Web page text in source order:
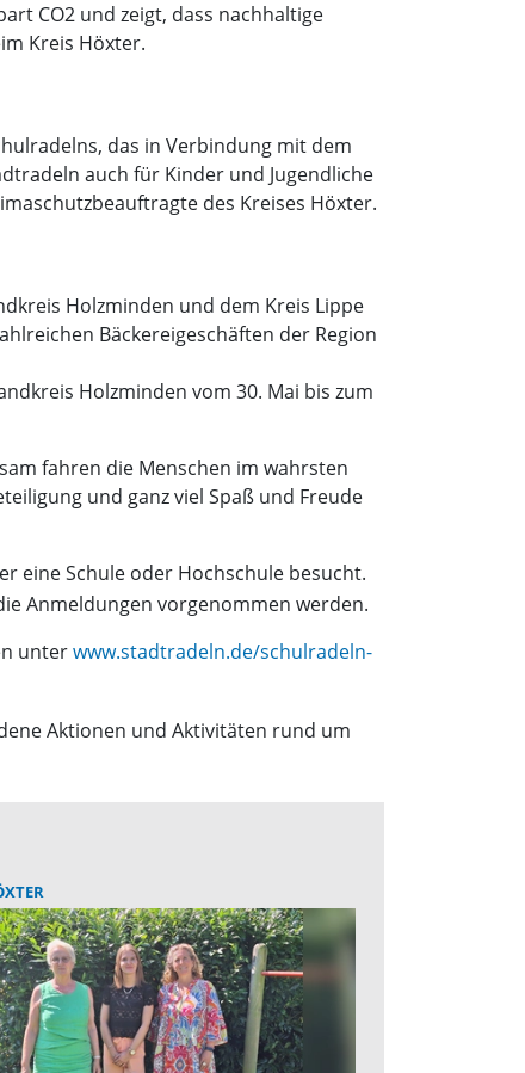
CO2 und zeigt, dass nachhaltige
Kreis Höxter.
das in Verbindung mit dem
auch für Kinder und Jugendliche
des Kreises Höxter.
Holzminden und dem Kreis Lippe
Bäckereigeschäften der Region
Holzminden vom 30. Mai bis zum
fahren die Menschen im wahrsten
und ganz viel Spaß und Freude
eine Schule oder Hochschule besucht.
Anmeldungen vorgenommen werden.
unterwww.stadtradeln.de/schulradeln-
Aktionen und Aktivitäten rund um